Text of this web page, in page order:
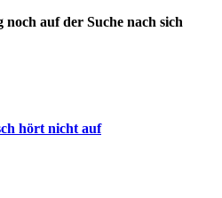
auf der Suche nach sich
hört nicht auf